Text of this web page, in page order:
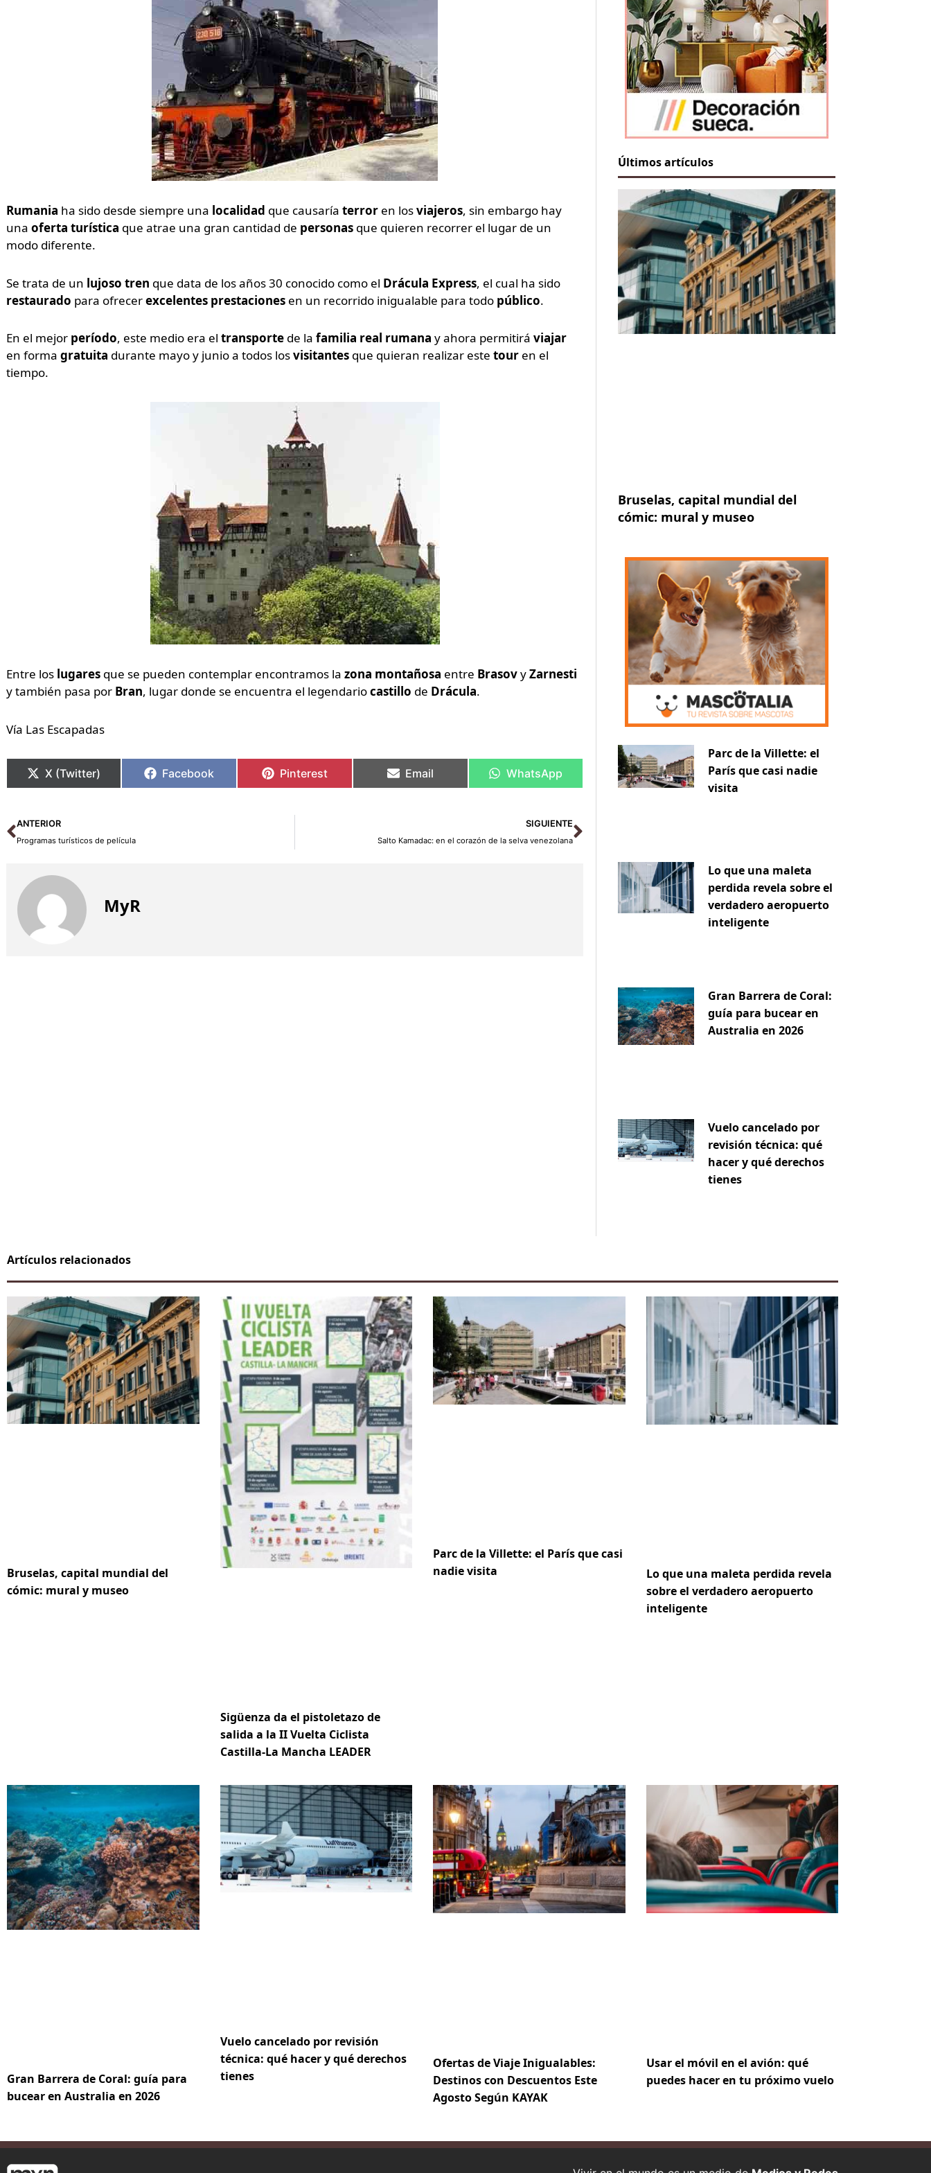
Rumania ha sido desde siempre una localidad que causaría terror en losviajeros, sin embargo hay
una oferta turística que atrae una gran cantidad de personas que quieren recorrer el lugar de un
modo diferente.
Se trata de un lujoso tren que data de los años 30 conocido como el Drácula Express, el cual ha sido
restaurado para ofrecerexcelentes prestaciones en un recorrido inigualable para todo público.
En el mejor período, este medio era el transporte de la familia real rumana y ahora permitirá viajar
en forma gratuita durante mayo y junio a todos losvisitantes que quieran realizar este tour en el
tiempo.
Entre los lugares que se pueden contemplar encontramos la zona montañosa entre BrasovyZarnesti
y también pasa por Bran, lugar donde se encuentra el legendariocastillo de Drácula.
Vía Las Escapadas
X (Twitter) Facebook Pinterest Email WhatsApp
Ant
ANTERIOR
Programas turísticos de película
SIGUIENTE
Salto Kamadac: en el corazón de la selva venezolana
Siguiente
MyR
Últimos artículos
Bruselas, capital mundial del
cómic: mural y museo
Parc de la Villette: el
París que casi nadie
visita
Lo que una maleta
perdida revela sobre el
verdadero aeropuerto
inteligente
Gran Barrera de Coral:
guía para bucear en
Australia en 2026
Vuelo cancelado por
revisión técnica: qué
hacer y qué derechos
tienes
Artículos relacionados
Bruselas, capital mundial del
cómic: mural y museo
Sigüenza da el pistoletazo de
salida a la II Vuelta Ciclista
Castilla-La Mancha LEADER
Parc de la Villette: el París que casi
nadie visita
Lo que una maleta perdida revela
sobre el verdadero aeropuerto
inteligente
Gran Barrera de Coral: guía para
bucear en Australia en 2026
Vuelo cancelado por revisión
técnica: qué hacer y qué derechos
tienes
Ofertas de Viaje Inigualables:
Destinos con Descuentos Este
Agosto Según KAYAK
Usar el móvil en el avión: qué
puedes hacer en tu próximo vuelo